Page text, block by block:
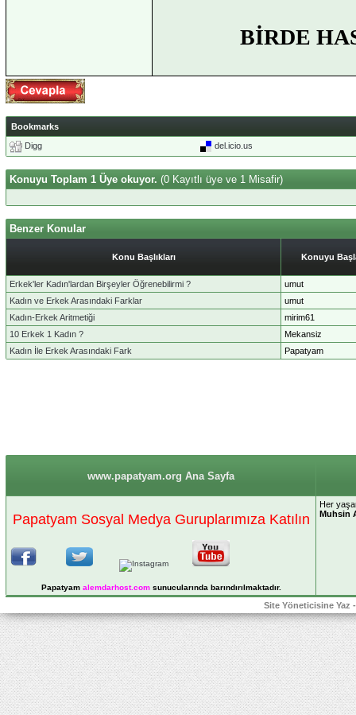
BİRDE
Bookmarks
Digg
del.icio.us
Konuyu Toplam 1 Üye okuyor. (0 Kayıtlı üye ve 1 Misafir)
Benzer Konular
Konu Başlıkları Konuyu
Erkek'ler Kadın'lardan Birşeyler Öğrenebilirmi ?
umut
Kadın ve Erkek Arasındaki Farklar
umut
Kadın-Erkek Aritmetiği
mirim61
10 Erkek 1 Kadın ?
Mekansiz
Kadın İle Erkek Arasındaki Fark
Papatyam
www.papatyam.org Ana Sayfa
Papatyam Sosyal Medya Guruplarımıza Katılın
Papatyam alemdarhost.comsunucularında barındırılmaktadır.
Her
Muhsin
Site Yöneticisine Yaz